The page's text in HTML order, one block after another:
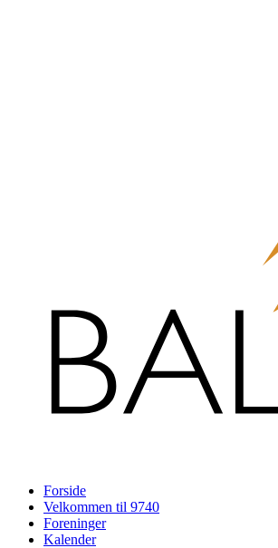
Forside
Velkommen til 9740
Foreninger
Kalender